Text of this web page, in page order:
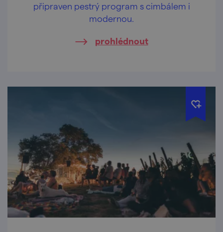
připraven pestrý program s cimbálem i
modernou.
prohlédnout